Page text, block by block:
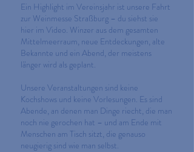
Ein Highlight im Vereinsjahr ist unsere Fahrt
zur Weinmesse Straßburg – du siehst sie
hier im Video. Winzer aus dem gesamten
Mittelmeerraum, neue Entdeckungen, alte
Bekannte und ein Abend, der meistens
länger wird als geplant.
Unsere Veranstaltungen sind keine
Kochshows und keine Vorlesungen. Es sind
Abende, an denen man Dinge riecht, die man
noch nie gerochen hat – und am Ende mit
Menschen am Tisch sitzt, die genauso
neugierig sind wie man selbst.